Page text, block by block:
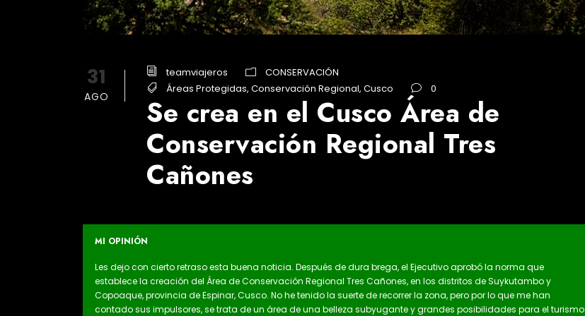
31
AGO
teamviajeros
CONSERVACIÓN
Áreas Protegidas, Conservación Regional, Cusco 0
Se crea en el Cusco Área de
Conservación Regional Tres
Cañones
MI OPINIÓN
Les dejo con cierto retraso esta buena noticia. Después de dura brega, el Ejecutivo aprobó la norma que
establece la creación del Área de Conservación Regional Tres Cañones, en los distritos de Suykutambo y
Copoaque, provincia de Espinar, Cusco. No he tenido la suerte de recorrer la zona, pero por lo que me han
contado sus impulsores, se trata de un área de una belleza subyugante y grandes posibilidades para el turismo